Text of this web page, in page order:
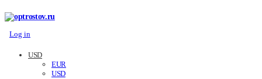
Log in
USD
EUR
USD